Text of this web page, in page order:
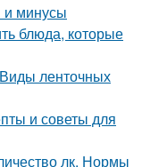
минусы
блюда, которые
ленточных
и советы для
лк. Нормы